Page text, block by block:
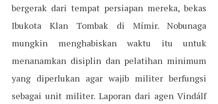
bergerak dari tempat persiapan mereka, bekas
Ibukota Klan Tombak di Mímir. Nobunaga
mungkin menghabiskan waktu itu untuk
menanamkan disiplin dan pelatihan minimum
yang diperlukan agar wajib militer berfungsi
sebagai unit militer. Laporan dari agen Vindálf